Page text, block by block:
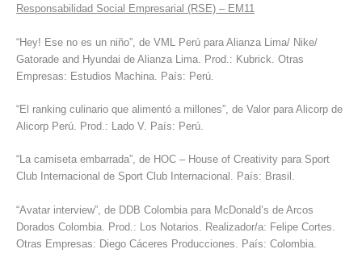
Responsabilidad Social Empresarial (RSE) – EM11
“Hey! Ese no es un niño”, de VML Perú para Alianza Lima/ Nike/
Gatorade and Hyundai de Alianza Lima. Prod.: Kubrick. Otras
Empresas: Estudios Machina. País: Perú.
“El ranking culinario que alimentó a millones”, de Valor para Alicorp de
Alicorp Perú. Prod.: Lado V. País: Perú.
“La camiseta embarrada”, de HOC – House of Creativity para Sport
Club Internacional de Sport Club Internacional. País: Brasil.
“Avatar interview”, de DDB Colombia para McDonald’s de Arcos
Dorados Colombia. Prod.: Los Notarios. Realizador/a: Felipe Cortes.
Otras Empresas: Diego Cáceres Producciones. País: Colombia.